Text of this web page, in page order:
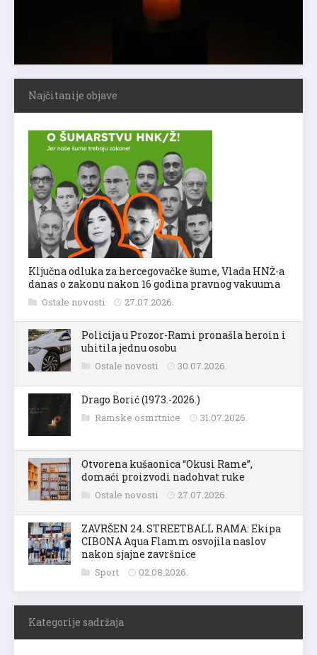
Najčitanije objave
Ključna odluka za hercegovačke šume, Vlada HNŽ-a
danas o zakonu nakon 16 godina pravnog vakuuma
Ostale novosti 27.07.2026.
Policija u Prozor-Rami pronašla heroin i
uhitila jednu osobu
Ostale novosti 30.07.2026.
Drago Borić (1973.-2026.)
Ramske osmrtnice 31.07.2026.
Otvorena kušaonica “Okusi Rame”,
domaći proizvodi nadohvat ruke
Ostale novosti 27.07.2026.
ZAVRŠEN 24. STREETBALL RAMA: Ekipa
CIBONA Aqua Flamm osvojila naslov
nakon sjajne završnice
Sport 02.08.2026.
Kategorije sadržaja